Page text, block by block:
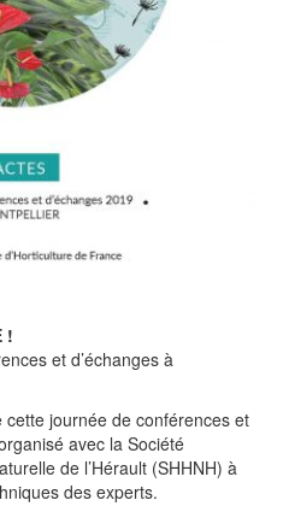
!
et d’échanges à
journée de conférences et
avec la Société
de l’Hérault (SHHNH) à
des experts.